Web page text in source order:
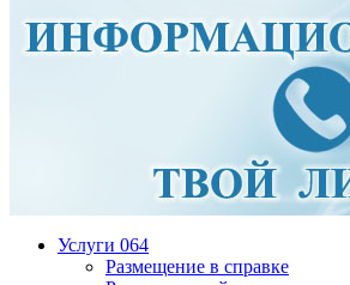
Услуги 064
Размещение в справке